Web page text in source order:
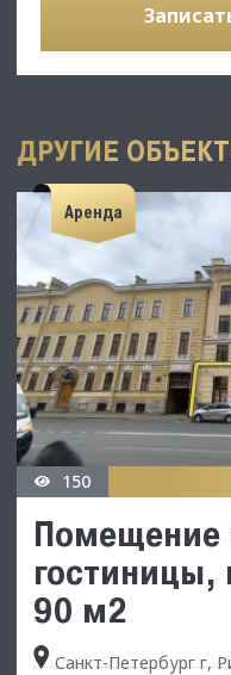
ДРУГИЕ
Аренда
150
Помещение
гостиницы,
90 м2
Санкт-Петербург г,